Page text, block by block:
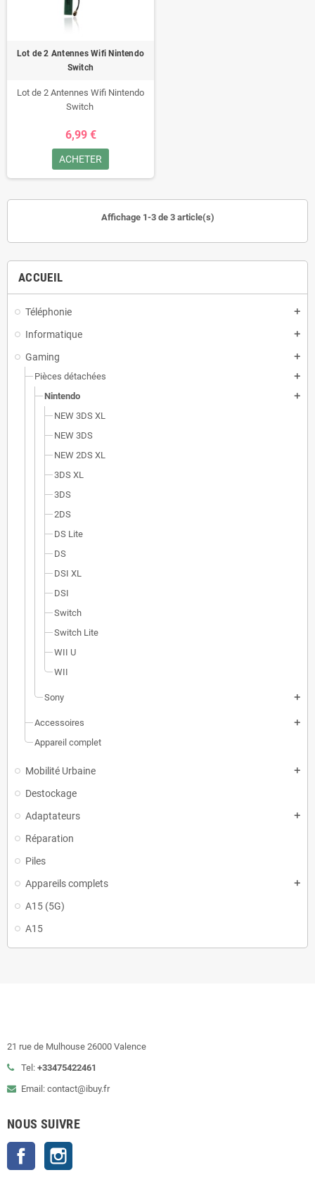
ACCUEIL
Téléphonie add
Informatique add
Gaming add
Pièces détachées add
Nintendo add
NEW 3DS XL
NEW 3DS
NEW 2DS XL
3DS XL
3DS
2DS
DS Lite
DS
DSI XL
DSI
Switch
Switch Lite
WII U
WII
Sony add
Accessoires add
Appareil complet
Mobilité Urbaine add
Destockage
Adaptateurs
add
Réparation
Piles
Appareils complets
add
A15 (5G)
A15
Lot de 2 Antennes Wifi Nintendo
Switch
Lot de 2 Antennes Wifi Nintendo
Switch
6,99 €
ACHETER
Affichage 1-3 de 3 article(s)
21 rue de Mulhouse 26000 Valence
Tel: +33475422461
Email: contact@ibuy.fr
NOUS SUIVRE
Facebook